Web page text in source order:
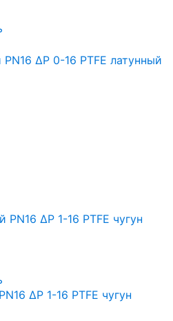
∆P 0-16 PTFE латунный
∆P 1-16 PTFE чугун